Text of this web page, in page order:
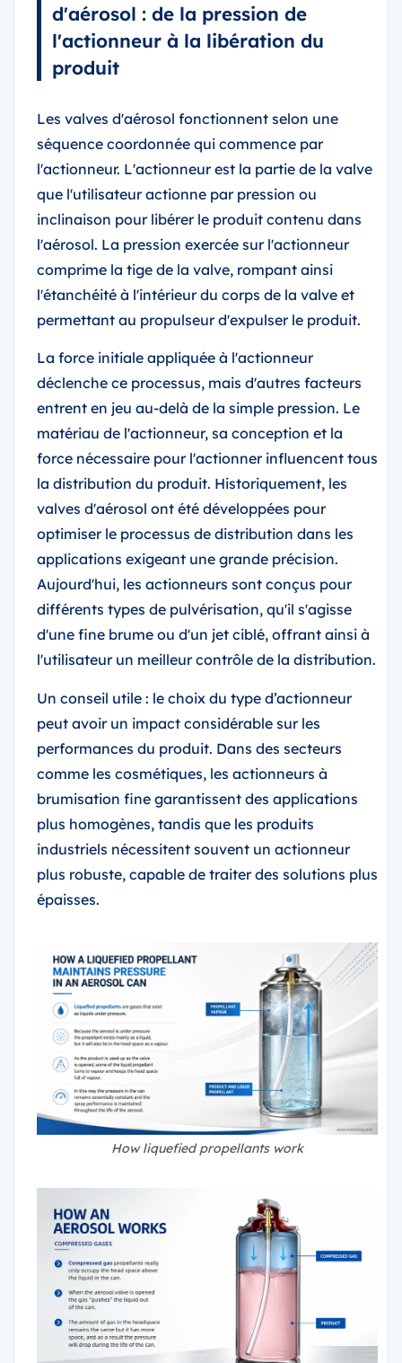
d'aérosol : de la pression de
l'actionneur à la libération du
produit
Les valves d'aérosol fonctionnent selon une
séquence coordonnée qui commence par
l'actionneur. L'actionneur est la partie de la valve
que l'utilisateur actionne par pression ou
inclinaison pour libérer le produit contenu dans
l'aérosol. La pression exercée sur l'actionneur
comprime la tige de la valve, rompant ainsi
l'étanchéité à l'intérieur du corps de la valve et
permettant au propulseur d'expulser le produit.
La force initiale appliquée à l'actionneur
déclenche ce processus, mais d'autres facteurs
entrent en jeu au-delà de la simple pression. Le
matériau de l'actionneur, sa conception et la
force nécessaire pour l'actionner influencent tous
la distribution du produit. Historiquement, les
valves d'aérosol ont été développées pour
optimiser le processus de distribution dans les
applications exigeant une grande précision.
Aujourd'hui, les actionneurs sont conçus pour
différents types de pulvérisation, qu'il s'agisse
d'une fine brume ou d'un jet ciblé, offrant ainsi à
l'utilisateur un meilleur contrôle de la distribution.
Un conseil utile : le choix du type d’actionneur
peut avoir un impact considérable sur les
performances du produit. Dans des secteurs
comme les cosmétiques, les actionneurs à
brumisation fine garantissent des applications
plus homogènes, tandis que les produits
industriels nécessitent souvent un actionneur
plus robuste, capable de traiter des solutions plus
épaisses.
How liquefied propellants work